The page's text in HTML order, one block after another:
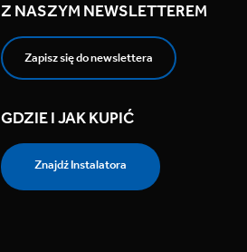
Z NASZYM NEWSLETTEREM
Zapisz się do newslettera
GDZIE I JAK KUPIĆ
Znajdź Instalatora